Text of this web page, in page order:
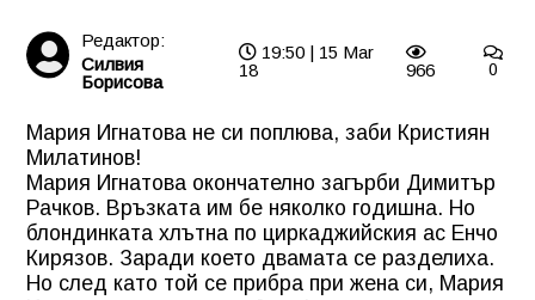
Редактор:
Силвия
Борисова
19:50 | 15 Mar
18
966 0
Мария Игнатова не си поплюва, заби Кристиян
Милатинов!
Мария Игнатова окончателно загърби Димитър
Рачков. Връзката им бе няколко годишна. Но
блондинката хлътна по циркаджийския ас Енчо
Кирязов. Заради което двамата се разделиха.
Но след като той се прибра при жена си, Мария